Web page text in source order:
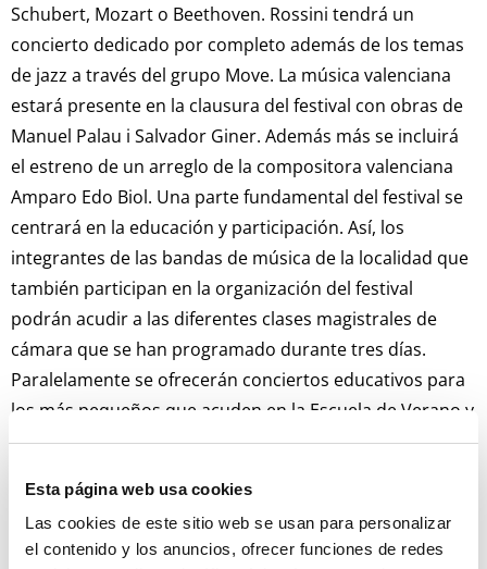
Esta página web usa cookies
Las cookies de este sitio web se usan para personalizar
el contenido y los anuncios, ofrecer funciones de redes
Schubert, Mozart o Beethoven. Rossini tendrá un
concierto dedicado por completo además de los temas
de jazz a través del grupo Move. La música valenciana
estará presente en la clausura del festival con obras de
Manuel Palau i Salvador Giner. Además más se incluirá
el estreno de un arreglo de la compositora valenciana
Amparo Edo Biol. Una parte fundamental del festival se
centrará en la educación y participación. Así, los
integrantes de las bandas de música de la localidad que
también participan en la organización del festival
podrán acudir a las diferentes clases magistrales de
cámara que se han programado durante tres días.
Paralelamente se ofrecerán conciertos educativos para
los más pequeños que acuden en la Escuela de Verano y
conciertos didácticos y cursos de música de cámara.
un festival que quiere ser un referente de la música de
cámara” manifiesta la alcaldesa de Serra, Alicia Tusón.
Además, el concejal de Promoción Cultural, Borja